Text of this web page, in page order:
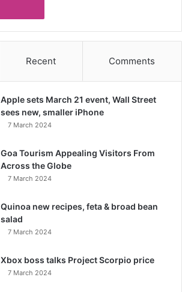
Recent Comments
Apple sets March 21 event, Wall Street
sees new, smaller iPhone
7 March 2024
Goa Tourism Appealing Visitors From
Across the Globe
7 March 2024
Quinoa new recipes, feta & broad bean
salad
7 March 2024
Xbox boss talks Project Scorpio price
7 March 2024